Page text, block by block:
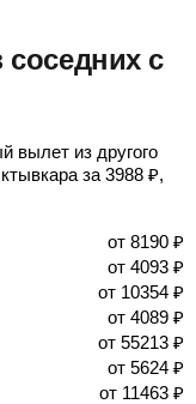
с
вылет из другого
за 3988 ₽,
от 8190 ₽
от 4093 ₽
от 10354 ₽
от 4089 ₽
от 55213 ₽
от 5624 ₽
от 11463 ₽